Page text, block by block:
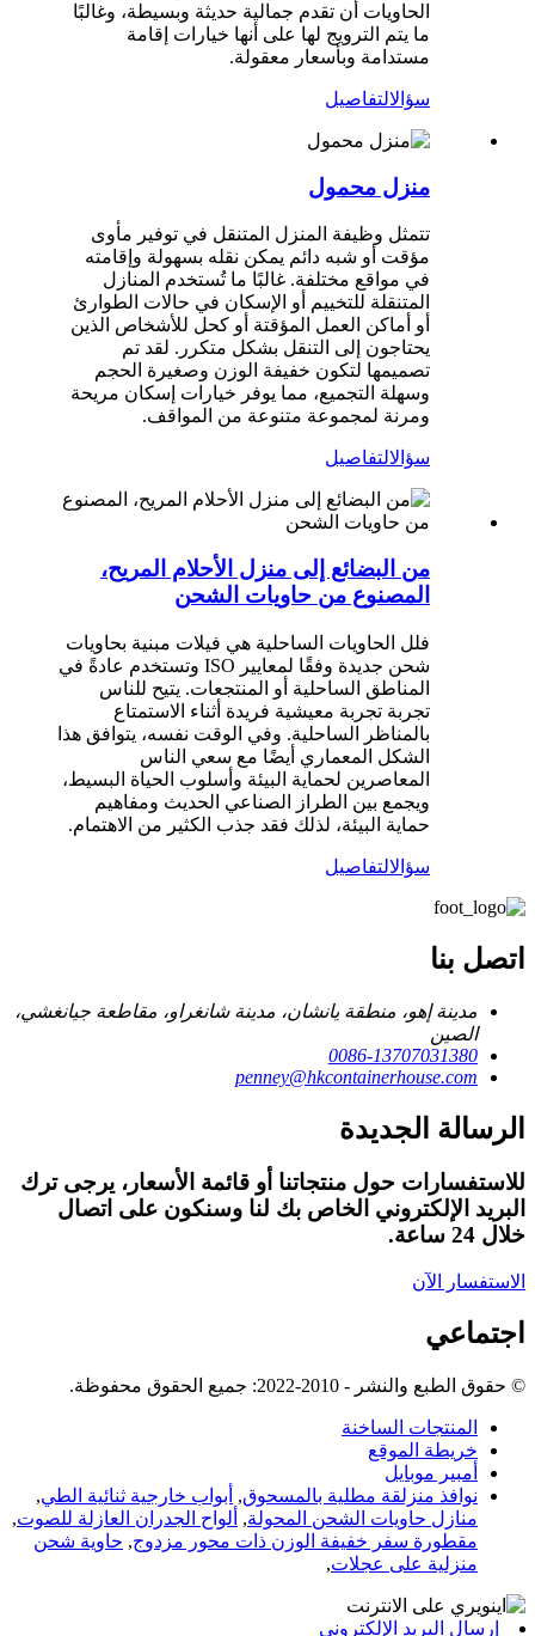
الحاويات أن تقدم جمالية حديثة وبسيطة، وغالبًا
ما يتم الترويج لها على أنها خيارات إقامة
مستدامة وبأسعار معقولة.
سؤالالتفاصيل
منزل محمول
تتمثل وظيفة المنزل المتنقل في توفير مأوى
مؤقت أو شبه دائم يمكن نقله بسهولة وإقامته
في مواقع مختلفة. غالبًا ما تُستخدم المنازل
المتنقلة للتخييم أو الإسكان في حالات الطوارئ
أو أماكن العمل المؤقتة أو كحل للأشخاص الذين
يحتاجون إلى التنقل بشكل متكرر. لقد تم
تصميمها لتكون خفيفة الوزن وصغيرة الحجم
وسهلة التجميع، مما يوفر خيارات إسكان مريحة
ومرنة لمجموعة متنوعة من المواقف.
سؤالالتفاصيل
من البضائع إلى منزل الأحلام المريح،
المصنوع من حاويات الشحن
فلل الحاويات الساحلية هي فيلات مبنية بحاويات
شحن جديدة وفقًا لمعايير ISO وتستخدم عادةً في
المناطق الساحلية أو المنتجعات. يتيح للناس
تجربة تجربة معيشية فريدة أثناء الاستمتاع
بالمناظر الساحلية. وفي الوقت نفسه، يتوافق هذا
الشكل المعماري أيضًا مع سعي الناس
المعاصرين لحماية البيئة وأسلوب الحياة البسيط،
ويجمع بين الطراز الصناعي الحديث ومفاهيم
حماية البيئة، لذلك فقد جذب الكثير من الاهتمام.
سؤالالتفاصيل
اتصل بنا
مدينة إهو، منطقة يانشان، مدينة شانغراو، مقاطعة جيانغشي،
الصين
0086-13707031380
penney@hkcontainerhouse.com
الرسالة الجديدة
للاستفسارات حول منتجاتنا أو قائمة الأسعار، يرجى ترك
البريد الإلكتروني الخاص بك لنا وسنكون على اتصال
خلال 24 ساعة.
الاستفسار الآن
اجتماعي
© حقوق الطبع والنشر - 2010-2022: جميع الحقوق محفوظة.
المنتجات الساخنة
خريطة الموقع
أمبير موبايل
نوافذ منزلقة مطلية بالمسحوق, أبواب خارجية ثنائية الطي,
منازل حاويات الشحن المحولة, ألواح الجدران العازلة للصوت,
مقطورة سفر خفيفة الوزن ذات محور مزدوج, حاوية شحن
منزلية على عجلات,
إرسال البريد الإلكتروني